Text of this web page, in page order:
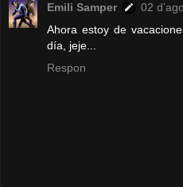
Emili Samper
02
Ahora estoy de
día, jeje...
Respon